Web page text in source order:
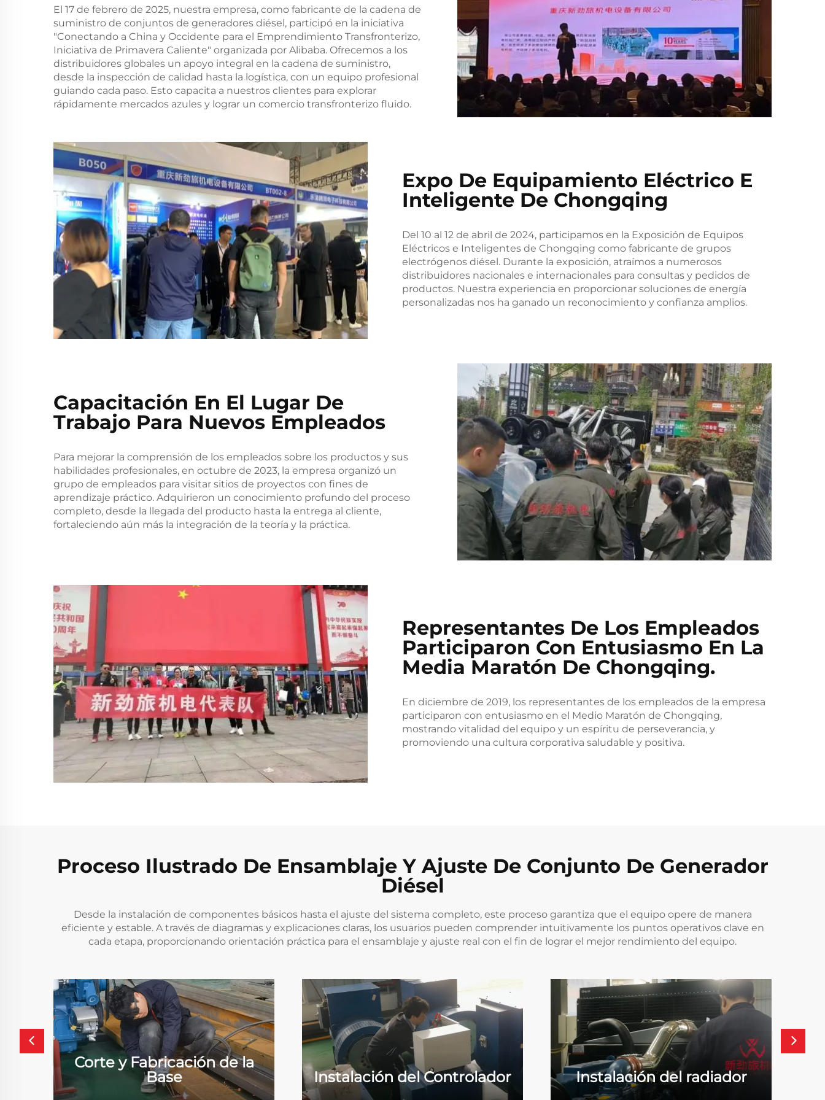
El 17 de febrero de 2025, nuestra empresa, como fabricante de la cadena de
suministro de conjuntos de generadores diésel, participó en la iniciativa
"Conectando a China y Occidente para el Emprendimiento Transfronterizo,
Iniciativa de Primavera Caliente" organizada por Alibaba. Ofrecemos a los
distribuidores globales un apoyo integral en la cadena de suministro,
desde la inspección de calidad hasta la logística, con un equipo profesional
guiando cada paso. Esto capacita a nuestros clientes para explorar
rápidamente mercados azules y lograr un comercio transfronterizo fluido.
Expo De Equipamiento Eléctrico E
Inteligente De Chongqing
Del 10 al 12 de abril de 2024, participamos en la Exposición de Equipos
Eléctricos e Inteligentes de Chongqing como fabricante de grupos
electrógenos diésel. Durante la exposición, atraímos a numerosos
distribuidores nacionales e internacionales para consultas y pedidos de
productos. Nuestra experiencia en proporcionar soluciones de energía
personalizadas nos ha ganado un reconocimiento y confianza amplios.
Capacitación En El Lugar De
Trabajo Para Nuevos Empleados
Para mejorar la comprensión de los empleados sobre los productos y sus
habilidades profesionales, en octubre de 2023, la empresa organizó un
grupo de empleados para visitar sitios de proyectos con fines de
aprendizaje práctico. Adquirieron un conocimiento profundo del proceso
completo, desde la llegada del producto hasta la entrega al cliente,
fortaleciendo aún más la integración de la teoría y la práctica.
Representantes De Los Empleados
Participaron Con Entusiasmo En La
Media Maratón De Chongqing.
En diciembre de 2019, los representantes de los empleados de la empresa
participaron con entusiasmo en el Medio Maratón de Chongqing,
mostrando vitalidad del equipo y un espíritu de perseverancia, y
promoviendo una cultura corporativa saludable y positiva.
Proceso Ilustrado De Ensamblaje Y Ajuste De Conjunto De Generador
Diésel
Desde la instalación de componentes básicos hasta el ajuste del sistema completo, este proceso garantiza que el equipo opere de manera
eficiente y estable. A través de diagramas y explicaciones claras, los usuarios pueden comprender intuitivamente los puntos operativos clave en
cada etapa, proporcionando orientación práctica para el ensamblaje y ajuste real con el fin de lograr el mejor rendimiento del equipo.
Corte y Fabricación de la
Base
Instalación del Controlador Instalación del radiador